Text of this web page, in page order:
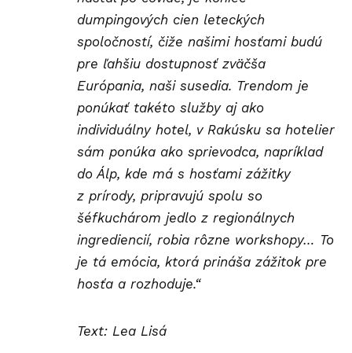
dumpingových cien leteckých
spoločností, čiže našimi hosťami budú
pre ľahšiu dostupnosť zväčša
Európania, naši susedia. Trendom je
ponúkať takéto služby aj ako
individuálny hotel, v Rakúsku sa hotelier
sám ponúka ako sprievodca, napríklad
do Álp, kde má s hosťami zážitky
z prírody, pripravujú spolu so
šéfkuchárom jedlo z regionálnych
ingrediencií, robia rôzne workshopy… To
je tá emócia, ktorá prináša zážitok pre
hosťa a rozhoduje.“
Text: Lea Lisá